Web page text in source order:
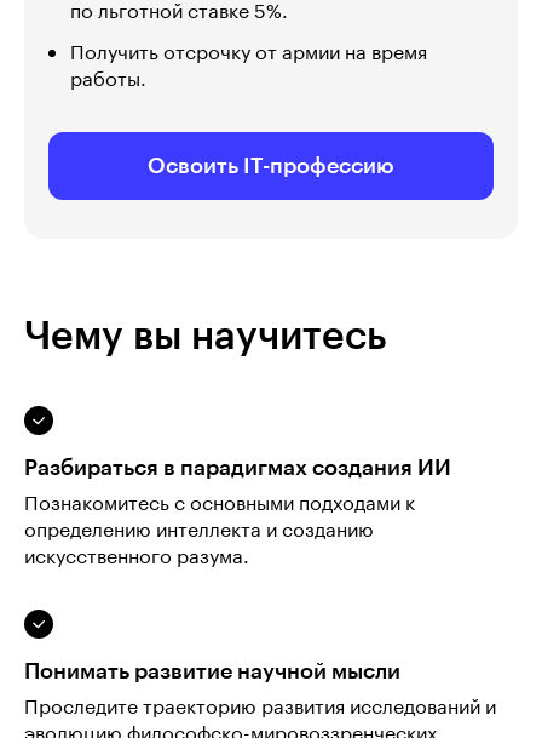
по льготной ставке 5%.
Получить отсрочку от армии на время
работы.
Освоить IT-профессию
Чему вы научитесь
Разбираться в парадигмах создания ИИ
Познакомитесь с основными подходами к
определению интеллекта и созданию
искусственного разума.
Понимать развитие научной мысли
Проследите траекторию развития исследований и
эволюцию философско-мировоззренческих